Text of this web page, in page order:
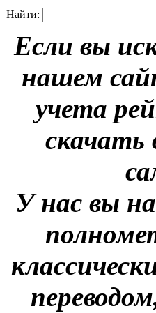
Найти:
Если вы
нашем
учета
скачать
У нас вы